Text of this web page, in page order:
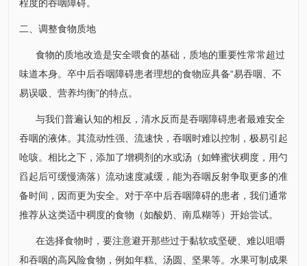
程度的吞咽障碍。
二、调整食物质地
食物的质地改造是安全喂食的基础，质地的重要性常常超过
味道本身。卒中后吞咽障碍患者理想的食物应具备“易吞咽、不
易误吸、营养均衡”的特点。
与我们普遍认知的相反，清水反而是吞咽障碍患者最难安全
吞咽的液体。其流动性强、流速快，吞咽时难以控制，极易引起
呛咳。相比之下，添加了增稠剂的水或汤（如蜂蜜状稠度，用勺
舀起后可缓慢滴落）流动速度减缓，能为吞咽反射争取更多的准
备时间，因而更为安全。对于卒中后吞咽障碍的患者，我们通常
推荐从这类适中稠度的食物（如酸奶、南瓜糊等）开始尝试。
在选择食物时，要注意避开那些过于黏软或坚硬、难以咀嚼
和吞咽的高风险食物，例如年糕、汤圆、坚果等。水果可制成果